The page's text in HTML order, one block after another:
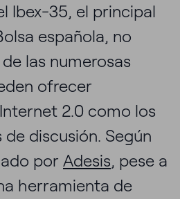
Ibex-35, el principal
española, no
las numerosas
ofrecer
2.0 como los
discusión. Según
por Adesis, pese a
herramienta de